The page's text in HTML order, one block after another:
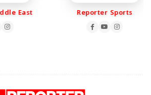
East Reporter Sports